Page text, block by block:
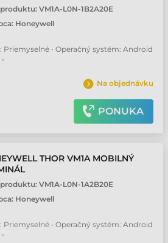
VM1A-L0N-1B2A20E
Honeywell
• Operačný systém: Android
"
Na objednávku
PONUKA
THOR VM1A MOBILNÝ
VM1A-L0N-1A2B20E
Honeywell
• Operačný systém: Android
"